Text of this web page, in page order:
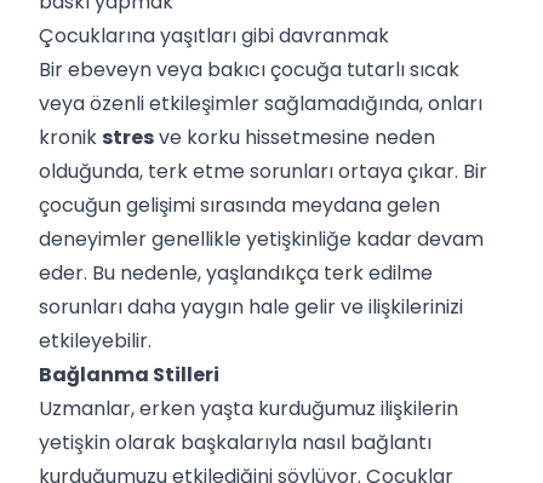
Çocuklarına yaşıtları gibi davranmak
Bir ebeveyn veya bakıcı çocuğa tutarlı sıcak
veya özenli etkileşimler sağlamadığında, onları
kronik stresve korku hissetmesine neden
olduğunda, terk etme sorunları ortaya çıkar. Bir
çocuğun gelişimi sırasında meydana gelen
deneyimler genellikle yetişkinliğe kadar devam
eder. Bu nedenle, yaşlandıkça terk edilme
sorunları daha yaygın hale gelir ve ilişkilerinizi
etkileyebilir.
Bağlanma Stilleri
Uzmanlar, erken yaşta kurduğumuz ilişkilerin
yetişkin olarak başkalarıyla nasıl bağlantı
kurduğumuzu etkilediğini söylüyor. Çocuklar